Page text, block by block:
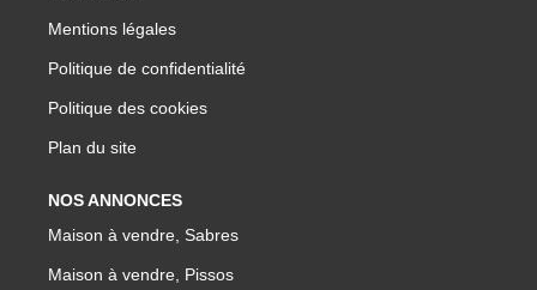
Mentions légales
Politique de confidentialité
Politique des cookies
Plan du site
NOS ANNONCES
Maison à vendre, Sabres
Maison à vendre, Pissos